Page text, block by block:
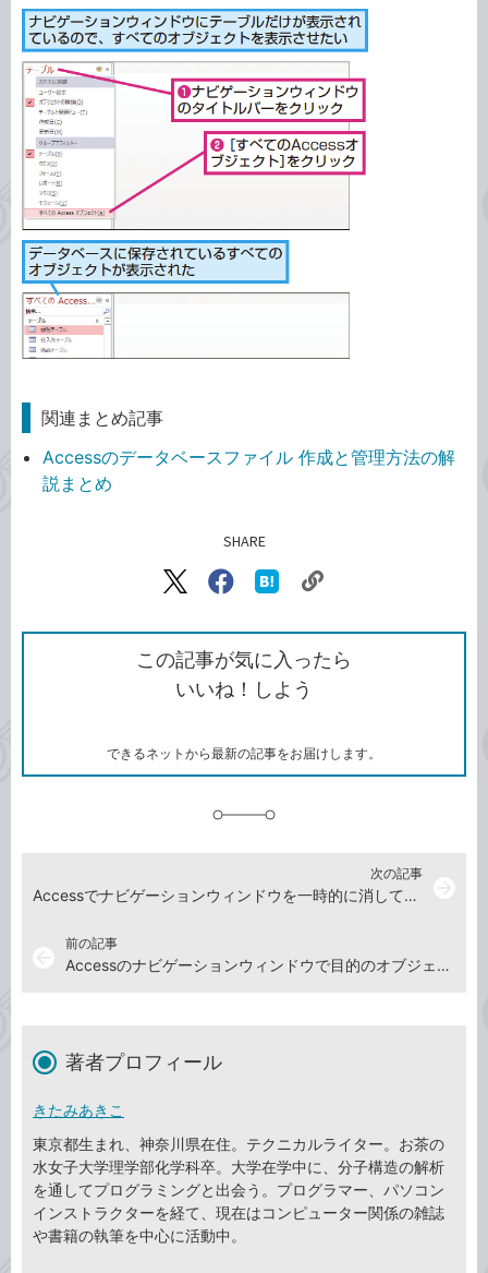
関連まとめ記事
Accessのデータベースファイル 作成と管理方法の解
説まとめ
SHARE
X（旧
で
シ
ェ
ア
Facebook
シ
ェ
ア
な
ブ
ッ
ク
ク
ク
を
コ
この記事が気に入ったら
いいね！しよう
できるネットから最新の記事をお届けします。
前の記事
Accessのナビゲーションウィンドウで目的のオブジェクトをすばやく見つける方法
次の記事
Accessでナビゲーションウィンドウを一時的に消して画面を広く使う方法
著者プロフィール
きたみあきこ
東京都生まれ、神奈川県在住。テクニカルライター。お茶の
水女子大学理学部化学科卒。大学在学中に、分子構造の解析
を通してプログラミングと出会う。プログラマー、パソコン
インストラクターを経て、現在はコンピューター関係の雑誌
や書籍の執筆を中心に活動中。